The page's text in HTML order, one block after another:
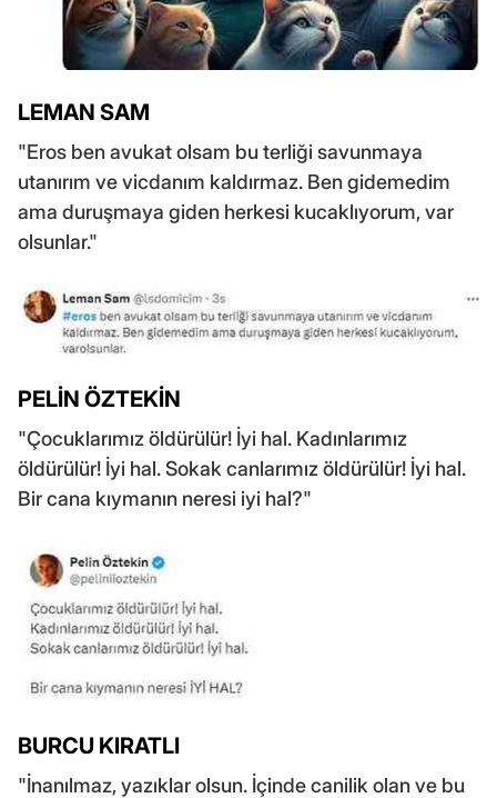
LEMAN SAM
"Eros ben avukat olsam bu terliği savunmaya
utanırım ve vicdanım kaldırmaz. Ben gidemedim
ama duruşmaya giden herkesi kucaklıyorum, var
olsunlar."
PELİN ÖZTEKİN
"Çocuklarımız öldürülür! İyi hal. Kadınlarımız
öldürülür! İyi hal. Sokak canlarımız öldürülür! İyi hal.
Bir cana kıymanın neresi iyi hal?"
BURCU KIRATLI
"İnanılmaz, yazıklar olsun. İçinde canilik olan ve bu